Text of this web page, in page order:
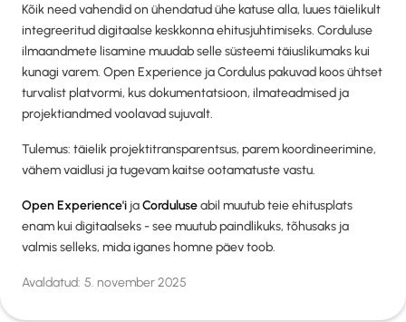
Kõik need vahendid on ühendatud ühe katuse alla, luues täielikult
integreeritud digitaalse keskkonna ehitusjuhtimiseks. Corduluse
ilmaandmete lisamine muudab selle süsteemi täiuslikumaks kui
kunagi varem. Open Experience ja Cordulus pakuvad koos ühtset
turvalist platvormi, kus dokumentatsioon, ilmateadmised ja
projektiandmed voolavad sujuvalt.
Tulemus: täielik projektitransparentsus, parem koordineerimine,
vähem vaidlusi ja tugevam kaitse ootamatuste vastu.
Open Experience'i jaCorduluseabil muutub teie ehitusplats
enam kui digitaalseks - see muutub paindlikuks, tõhusaks ja
valmis selleks, mida iganes homne päev toob.
Avaldatud: 5. november 2025